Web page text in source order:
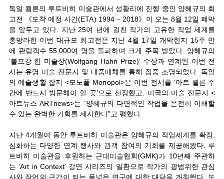
독일 쾰른의 루트비히 미술관에서 성황리에 진행 중인 양혜규의 회
고전 《도착 예정 시간(ETA) 1994 – 2018》이 오는 8월 12일 폐막
을 앞두고 있다. 지난 25여 년에 걸친 작가의 고유한 작업 세계를
총망라한 이번 대규모 회고전은 지난 4월 17일 개막한지 15주 만
에 관람객수 55,000여 명을 돌파하며 크게 주목 받았다. 양혜규의
‘볼프강 한 미술상(Wolfgang Hahn Prize)’ 수상과 연계된 이번 전
시는 유명 미술 전문지 및 대중매체를 통해 집중 조명되었다. 독일
의 예술생활 잡지 <모노폴 Monopol>은 이번 전시를 '아트 쾰른 주
간에 반드시 방문해야 할 곳’으로 선정했고, 미국의 미술 전문지 <
아트뉴스 ARTnews>는 “양혜규의 다면적인 작업을 온전히 이해할
수 있는 완벽한 기회를 제시한다”고 평했다.
지난 4개월여 동안 루트비히 미술관은 양혜규의 작업세계를 확장,
심화하는 다양한 연계 행사와 관객 참여의 기회를 제공해왔다. 루
트비히 미술관을 후원하는 근대미술협회(GMK)가 10년째 주관하
는 ‘Art in Context’ 강연 시리즈의 일환으로 작가의 광범위한 관심
사와 작업의 근간이 되는 폭넓은 연구에 대한 대담을 개최했다. 또